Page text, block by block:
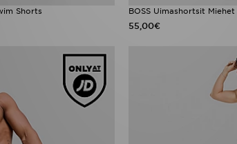
Shorts BOSS Uimashortsit Miehet
55,00€